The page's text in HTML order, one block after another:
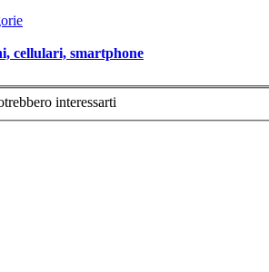
cellulari, smartphone
interessarti